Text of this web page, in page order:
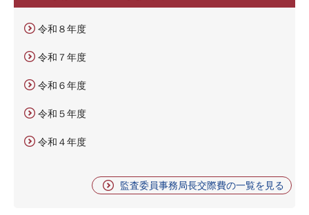
令和８年度
令和７年度
令和６年度
令和５年度
令和４年度
監査委員事務局長交際費の一覧を見る